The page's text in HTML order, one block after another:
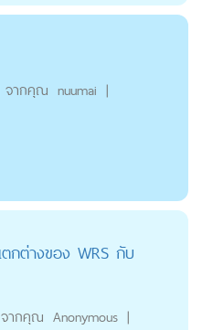
จากคุณ nuumai |
กต่างของ WRS กับ
จากคุณ Anonymous |